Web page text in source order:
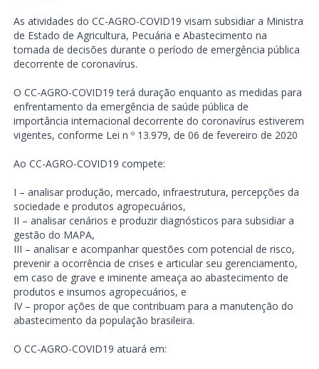
As atividades do CC-AGRO-COVID19 visam subsidiar a Ministra
de Estado de Agricultura, Pecuária e Abastecimento na
tomada de decisões durante o período de emergência pública
decorrente de coronavírus.
O CC-AGRO-COVID19 terá duração enquanto as medidas para
enfrentamento da emergência de saúde pública de
importância internacional decorrente do coronavírus estiverem
vigentes, conforme Lei n º 13.979, de 06 de fevereiro de 2020
Ao CC-AGRO-COVID19 compete:
I – analisar produção, mercado, infraestrutura, percepções da
sociedade e produtos agropecuários,
II – analisar cenários e produzir diagnósticos para subsidiar a
gestão do MAPA,
III – analisar e acompanhar questões com potencial de risco,
prevenir a ocorrência de crises e articular seu gerenciamento,
em caso de grave e iminente ameaça ao abastecimento de
produtos e insumos agropecuários, e
IV – propor ações de que contribuam para a manutenção do
abastecimento da população brasileira.
O CC-AGRO-COVID19 atuará em: